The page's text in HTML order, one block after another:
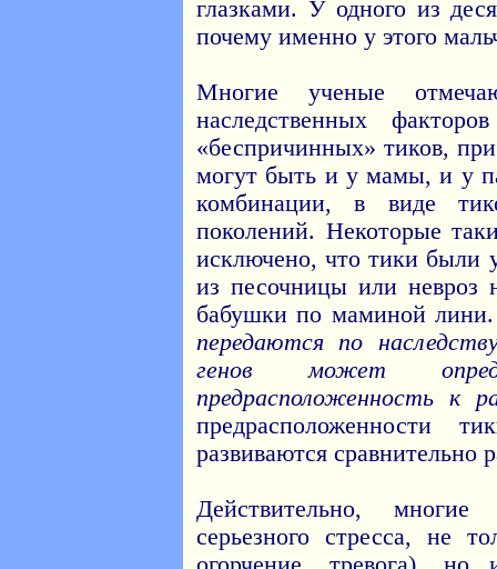
глазками. У одного из
почему именно у этого
Многие ученые
наследственных
«беспричинных» тиков,
могут быть и у мамы, и у
комбинации, в виде
поколений. Некоторые
исключено, что тики были
из песочницы или невроз
бабушки по маминой
передаются по
генов может
предрасположенность к
предрасположенности
развиваются сравнительно
Действительно,
серьезного стресса, не